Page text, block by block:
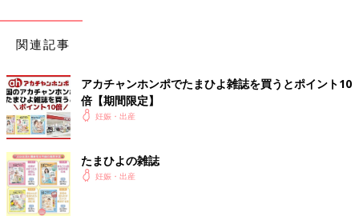
関連記事
アカチャンホンポでたまひよ雑誌を買うとポイント10
倍【期間限定】
妊娠・出産
たまひよの雑誌
妊娠・出産